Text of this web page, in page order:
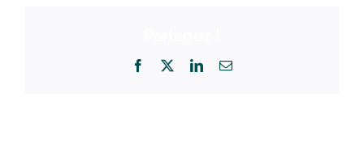
Facebook LinkedInEmail